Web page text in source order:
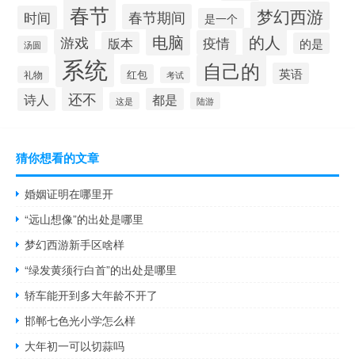
时间 春节 春节期间 是一个 梦幻西游
汤圆 游戏 版本 电脑 疫情 的人 的是
礼物 系统 红包 考试 自己的 英语
诗人 还不 这是 都是 陆游
猜你想看的文章
婚姻证明在哪里开
“远山想像”的出处是哪里
梦幻西游新手区啥样
“绿发黄须行白首”的出处是哪里
轿车能开到多大年龄不开了
邯郸七色光小学怎么样
大年初一可以切蒜吗